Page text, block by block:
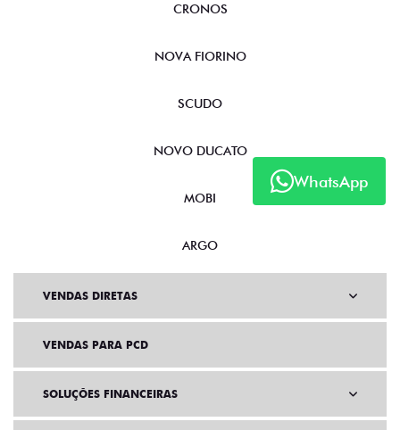
WhatsApp
CRONOS
NOVA FIORINO
SCUDO
NOVO DUCATO
MOBI
ARGO
VENDAS DIRETAS
VENDAS PARA PCD
SOLUÇÕES FINANCEIRAS